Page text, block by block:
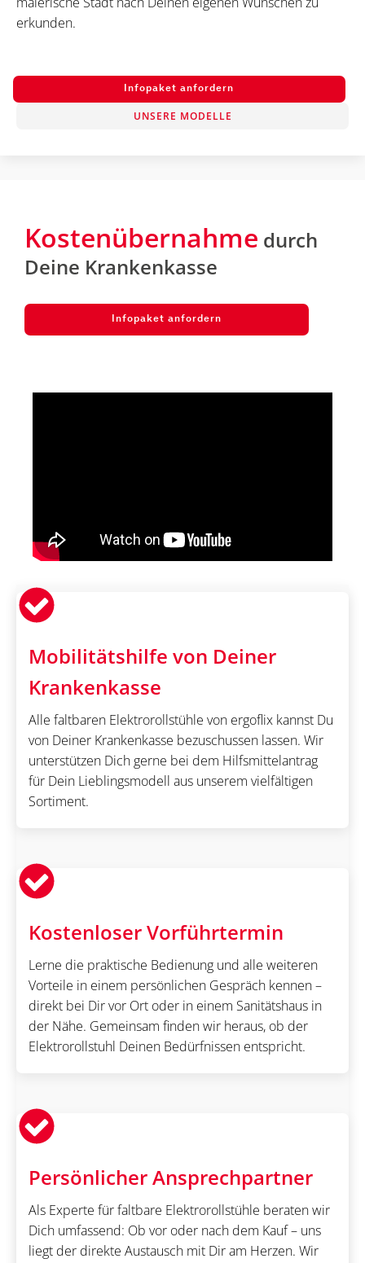
erkunden.
Infopaket anfordern
UNSERE MODELLE
Kostenübernahme durch
Deine Krankenkasse
Infopaket anfordern
Mobilitätshilfe von Deiner
Krankenkasse
Alle faltbaren Elektrorollstühle von ergoflix kannst Du
von Deiner Krankenkasse bezuschussen lassen. Wir
unterstützen Dich gerne bei dem Hilfsmittelantrag
für Dein Lieblingsmodell aus unserem vielfältigen
Sortiment.
Kostenloser Vorführtermin
Lerne die praktische Bedienung und alle weiteren
Vorteile in einem persönlichen Gespräch kennen –
direkt bei Dir vor Ort oder in einem Sanitätshaus in
der Nähe. Gemeinsam finden wir heraus, ob der
Elektrorollstuhl Deinen Bedürfnissen entspricht.
Persönlicher Ansprechpartner
Als Experte für faltbare Elektrorollstühle beraten wir
Dich umfassend: Ob vor oder nach dem Kauf – uns
liegt der direkte Austausch mit Dir am Herzen. Wir